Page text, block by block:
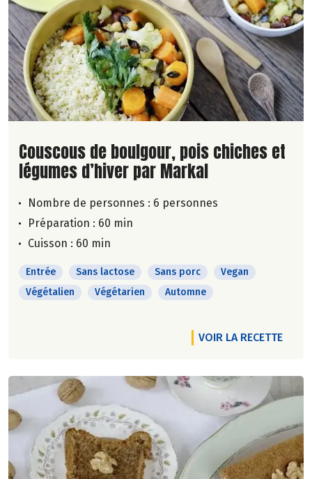
Lire la suite de la recette
Couscous de boulgour, pois chiches et
légumes d’hiver par Markal
Nombre de personnes : 6 personnes
Préparation : 60 min
Cuisson : 60 min
Entrée Sans lactose Sans porc
Vegan
Végétalien
Végétarien Automne
VOIR LA RECETTE